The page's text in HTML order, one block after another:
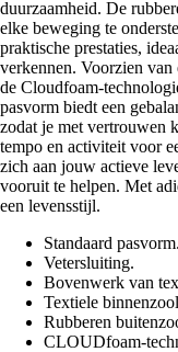
duurzaamheid. De
elke beweging te
praktische prestaties,
verkennen. Voorzien
de Cloudfoam-
pasvorm biedt een
zodat je met vertrouwen
tempo en activiteit voor
zich aan jouw actieve
vooruit te helpen. Met
een levensstijl.
Standaard pasvorm.
Vetersluiting.
Bovenwerk van
Textiele
Rubberen
CLOUDfoam-